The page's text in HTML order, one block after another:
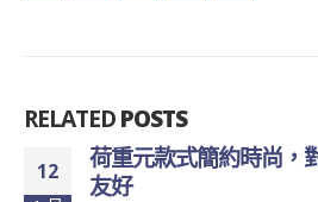
RELATEDPOSTS
12
荷重元款式簡約時尚，
友好